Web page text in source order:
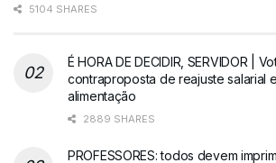
5104 SHARES
É HORA DE DECIDIR, SERVIDOR |
contraproposta de reajuste salarial
alimentação
2889 SHARES
PROFESSORES: todos devem